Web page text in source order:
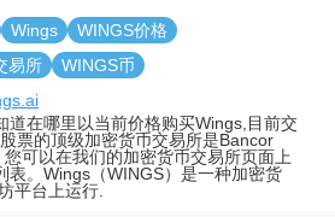
Wings
WINGS价格
易所
WINGS币
道在哪里以当前价格购买Wings,目前交
票的顶级加密货币交易所是Bancor
您可以在我们的加密货币交易所页面上
表。Wings（WINGS）是一种加密货
平台上运行.